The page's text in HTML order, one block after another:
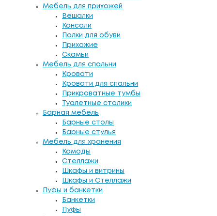
Мебель для прихожей
Вешалки
Консоли
Полки для обуви
Прихожие
Скамьи
Мебель для спальни
Кровати
Кровати для спальни
Прикроватные тумбы
Туалетные столики
Барная мебель
Барные столы
Барные стулья
Мебель для хранения
Комоды
Стеллажи
Шкафы и витрины
Шкафы и Стеллажи
Пуфы и банкетки
Банкетки
Пуфы